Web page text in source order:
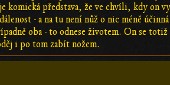
komická představa, že ve chvíli, kdy on
- a na tu není nůž o nic méně účinná
oba - to odnese životem. On se totiž
i po tom zabít nožem.